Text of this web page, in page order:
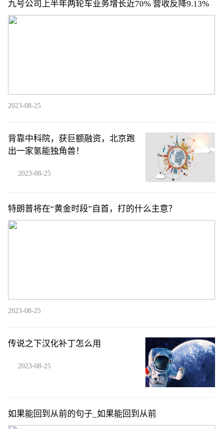
九号公司上半年两轮车业务增长近70% 营收反降9.13%
2023-08-25
背靠中科院，获巨额融资，北京跑
出一家氢能独角兽！
2023-08-25
特朗普将在“黄金时段”自首，打的什么主意？
2023-08-25
传说之下汉化补丁怎么用
2023-08-25
如果能回到从前的句子_如果能回到从前